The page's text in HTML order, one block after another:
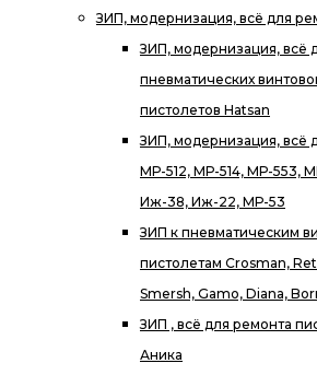
ЗИП, модернизация, всё для
ЗИП, модернизация, всё
пневматических
пистолетов Hatsan
ЗИП, модернизация, всё
МР-512, МР-514, МР-553,
Иж-38, Иж-22, МР-53
ЗИП к пневматическим
пистолетам Crosman,
Smersh, Gamo, Diana,
ЗИП , всё для ремонта
Аника